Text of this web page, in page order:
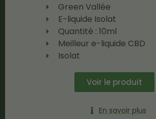
Green Vallée
E-liquide Isolat
Quantité : 10ml
Meilleur e-liquide CBD
Isolat
Voir le produit
En savoir plus